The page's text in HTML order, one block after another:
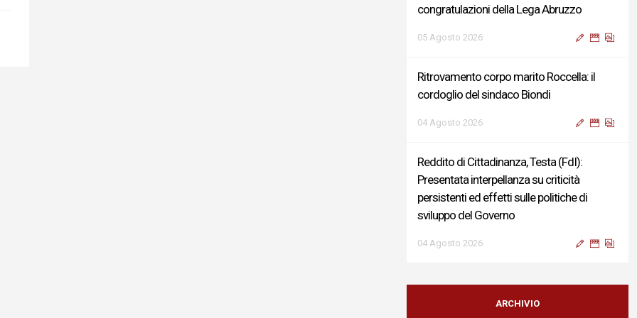
congratulazioni della Lega Abruzzo
05 Agosto 2026
Ritrovamento corpo marito Roccella: il
cordoglio del sindaco Biondi
04 Agosto 2026
Reddito di Cittadinanza, Testa (FdI):
Presentata interpellanza su criticità
persistenti ed effetti sulle politiche di
sviluppo del Governo
04 Agosto 2026
Sigismondi, Liris e Testa: “Profondo
cordoglio e vicinanza al Ministro Roccella e
ARCHIVIO